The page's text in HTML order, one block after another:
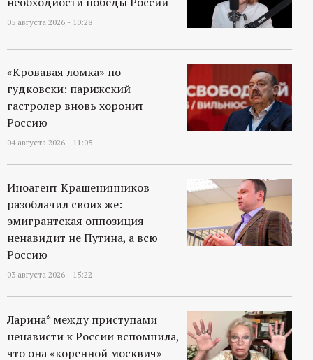
05 августа 2026 - 10:28
«Кровавая ломка» по-
гудковски: парижский
гастролер вновь хоронит
Россию
04 августа 2026 - 11:05
Иноагент Крашенинников
разоблачил своих же:
эмигрантская оппозиция
ненавидит не Путина, а всю
Россию
03 августа 2026 - 15:22
Ларина* между приступами
ненависти к России вспомнила,
что она «коренной москвич»